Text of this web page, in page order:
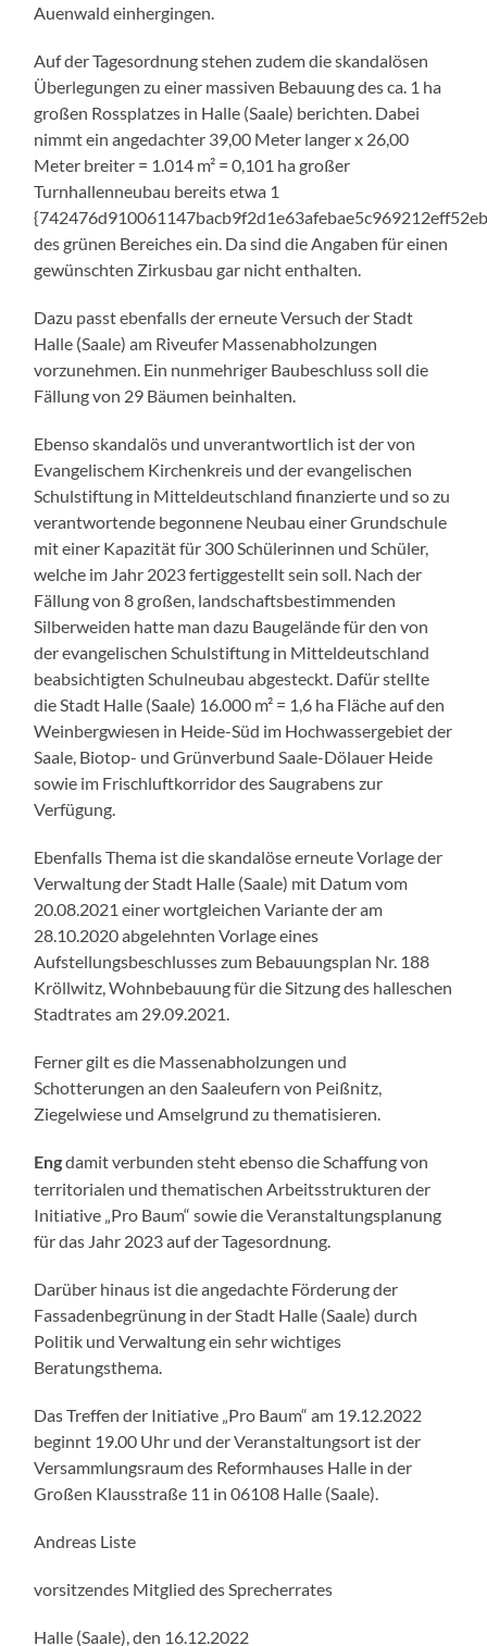
Auenwald einhergingen.
Auf der Tagesordnung stehen zudem die skandalösen
Überlegungen zu einer massiven Bebauung des ca. 1 ha
großen Rossplatzes in Halle (Saale) berichten. Dabei
nimmt ein angedachter 39,00 Meter langer x 26,00
Meter breiter = 1.014 m² = 0,101 ha großer
Turnhallenneubau bereits etwa 1
des grünen Bereiches ein. Da sind die Angaben für einen
gewünschten Zirkusbau gar nicht enthalten.
Dazu passt ebenfalls der erneute Versuch der Stadt
Halle (Saale) am Riveufer Massenabholzungen
vorzunehmen. Ein nunmehriger Baubeschluss soll die
Fällung von 29 Bäumen beinhalten.
Ebenso skandalös und unverantwortlich ist der von
Evangelischem Kirchenkreis und der evangelischen
Schulstiftung in Mitteldeutschland finanzierte und so zu
verantwortende begonnene Neubau einer Grundschule
mit einer Kapazität für 300 Schülerinnen und Schüler,
welche im Jahr 2023 fertiggestellt sein soll. Nach der
Fällung von 8 großen, landschaftsbestimmenden
Silberweiden hatte man dazu Baugelände für den von
der evangelischen Schulstiftung in Mitteldeutschland
beabsichtigten Schulneubau abgesteckt. Dafür stellte
die Stadt Halle (Saale) 16.000 m² = 1,6 ha Fläche auf den
Weinbergwiesen in Heide-Süd im Hochwassergebiet der
Saale, Biotop- und Grünverbund Saale-Dölauer Heide
sowie im Frischluftkorridor des Saugrabens zur
Verfügung.
Ebenfalls Thema ist die skandalöse erneute Vorlage der
Verwaltung der Stadt Halle (Saale) mit Datum vom
20.08.2021 einer wortgleichen Variante der am
28.10.2020 abgelehnten Vorlage eines
Aufstellungsbeschlusses zum Bebauungsplan Nr. 188
Kröllwitz, Wohnbebauung für die Sitzung des halleschen
Stadtrates am 29.09.2021.
Ferner gilt es die Massenabholzungen und
Schotterungen an den Saaleufern von Peißnitz,
Ziegelwiese und Amselgrund zu thematisieren.
Engdamit verbunden steht ebenso die Schaffung von
territorialen und thematischen Arbeitsstrukturen der
Initiative „Pro Baum“ sowie die Veranstaltungsplanung
für das Jahr 2023 auf der Tagesordnung.
Darüber hinaus ist die angedachte Förderung der
Fassadenbegrünung in der Stadt Halle (Saale) durch
Politik und Verwaltung ein sehr wichtiges
Beratungsthema.
Das Treffen der Initiative „Pro Baum“ am 19.12.2022
beginnt 19.00 Uhr und der Veranstaltungsort ist der
Versammlungsraum des Reformhauses Halle in der
Großen Klausstraße 11 in 06108 Halle (Saale).
Andreas Liste
vorsitzendes Mitglied des Sprecherrates
Halle (Saale), den 16.12.2022